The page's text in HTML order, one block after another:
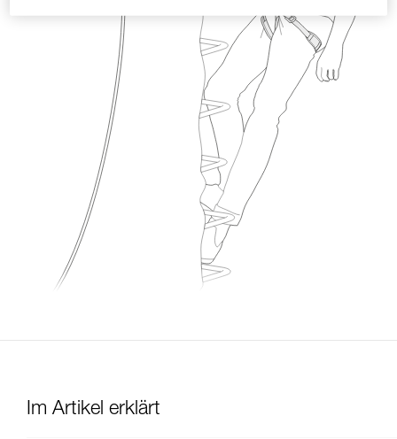
Im Artikel erklärt